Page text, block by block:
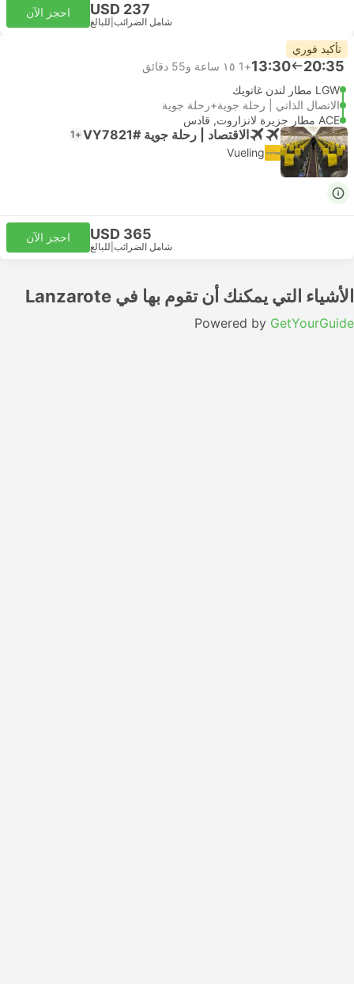
USD 237
شامل الضرائب للبالغ
احجز الآن
تأكيد فوري
20:35
13:30
+1
١٥ ساعة و‫55 دقائق
LGW مطار لندن غاتويك
الاتصال الذاتي | رحلة جوية+رحلة جوية
ACE مطار جزيرة لانزاروت, قادس
الاقتصاد | رحلة جوية #VY7821 +1
Vueling
USD 365
شامل الضرائب للبالغ
احجز الآن
الأشياء التي يمكنك أن تقوم بها في Lanzarote
Powered by GetYourGuide